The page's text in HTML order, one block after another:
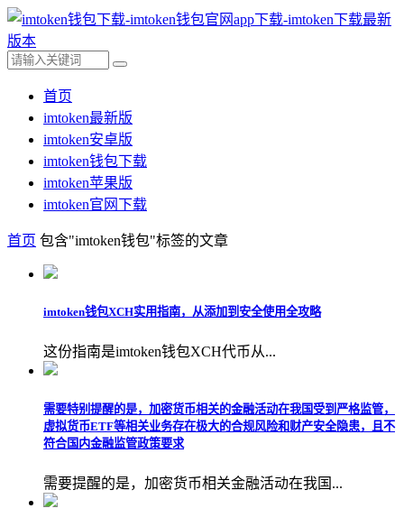
首页
imtoken最新版
imtoken安卓版
imtoken钱包下载
imtoken苹果版
imtoken官网下载
首页 包含"imtoken钱包"标签的文章
imtoken钱包XCH实用指南，从添加到安全使用全攻略
这份指南是imtoken钱包XCH代币从...
需要特别提醒的是，加密货币相关的金融活动在我国受到严格监管，
虚拟货币ETF等相关业务存在极大的合规风险和财产安全隐患，且不
符合国内金融监管政策要求
需要提醒的是，加密货币相关金融活动在我国...